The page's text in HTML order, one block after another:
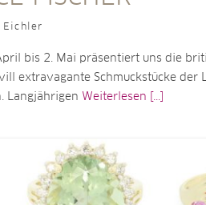
Eichler
bis 2. Mai präsentiert uns die
extravagante Schmuckstücke der
Langjährigen Weiterlesen [...]